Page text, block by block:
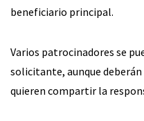
beneficiario principal.
Varios patrocinadores se
solicitante, aunque
quieren compartir la